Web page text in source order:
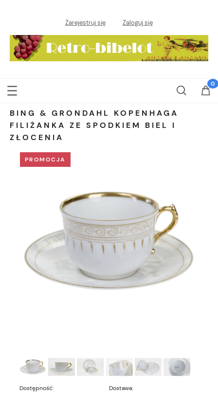
Zarejestruj się Zaloguj się
BING & GRONDAHL KOPENHAGA
FILIŻANKA ZE SPODKIEM BIEL I
ZŁOCENIA
PROMOCJA
Dostępność:
Dostawa: